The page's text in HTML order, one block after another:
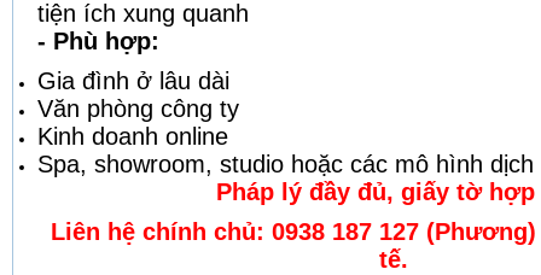
tiện ích xung quanh
- Phù hợp:
Gia đình ở lâu dài
Văn phòng công ty
Kinh doanh online
Spa, showroom, studio hoặc các mô hình
Pháp lý đầy đủ, giấy tờ hợp
Liên hệ chính chủ: 0938 187 127
tế.